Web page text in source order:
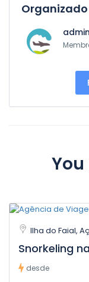
Ilha do Faial,
Snorkeling
desde